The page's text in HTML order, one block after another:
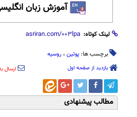
آموزش زبان
لینک کوتاه:
برچسب ها: پوتین ، روسیه
بازدید از صفحه اول ارسال
مطالب پیشنهادی